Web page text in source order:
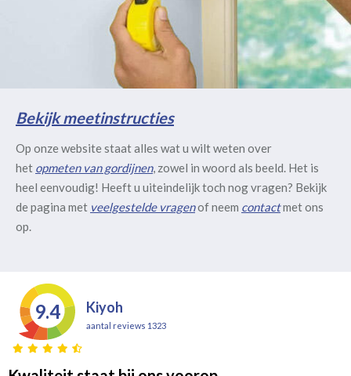
Bekijk meetinstructies
Op onze website staat alles wat u wilt weten over
het opmeten van gordijnen, zowel in woord als beeld. Het is
heel eenvoudig! Heeft u uiteindelijk toch nog vragen? Bekijk
de pagina met veelgestelde vragenof neem contactmet ons
op.
9.4 Kiyoh
aantal reviews 1323